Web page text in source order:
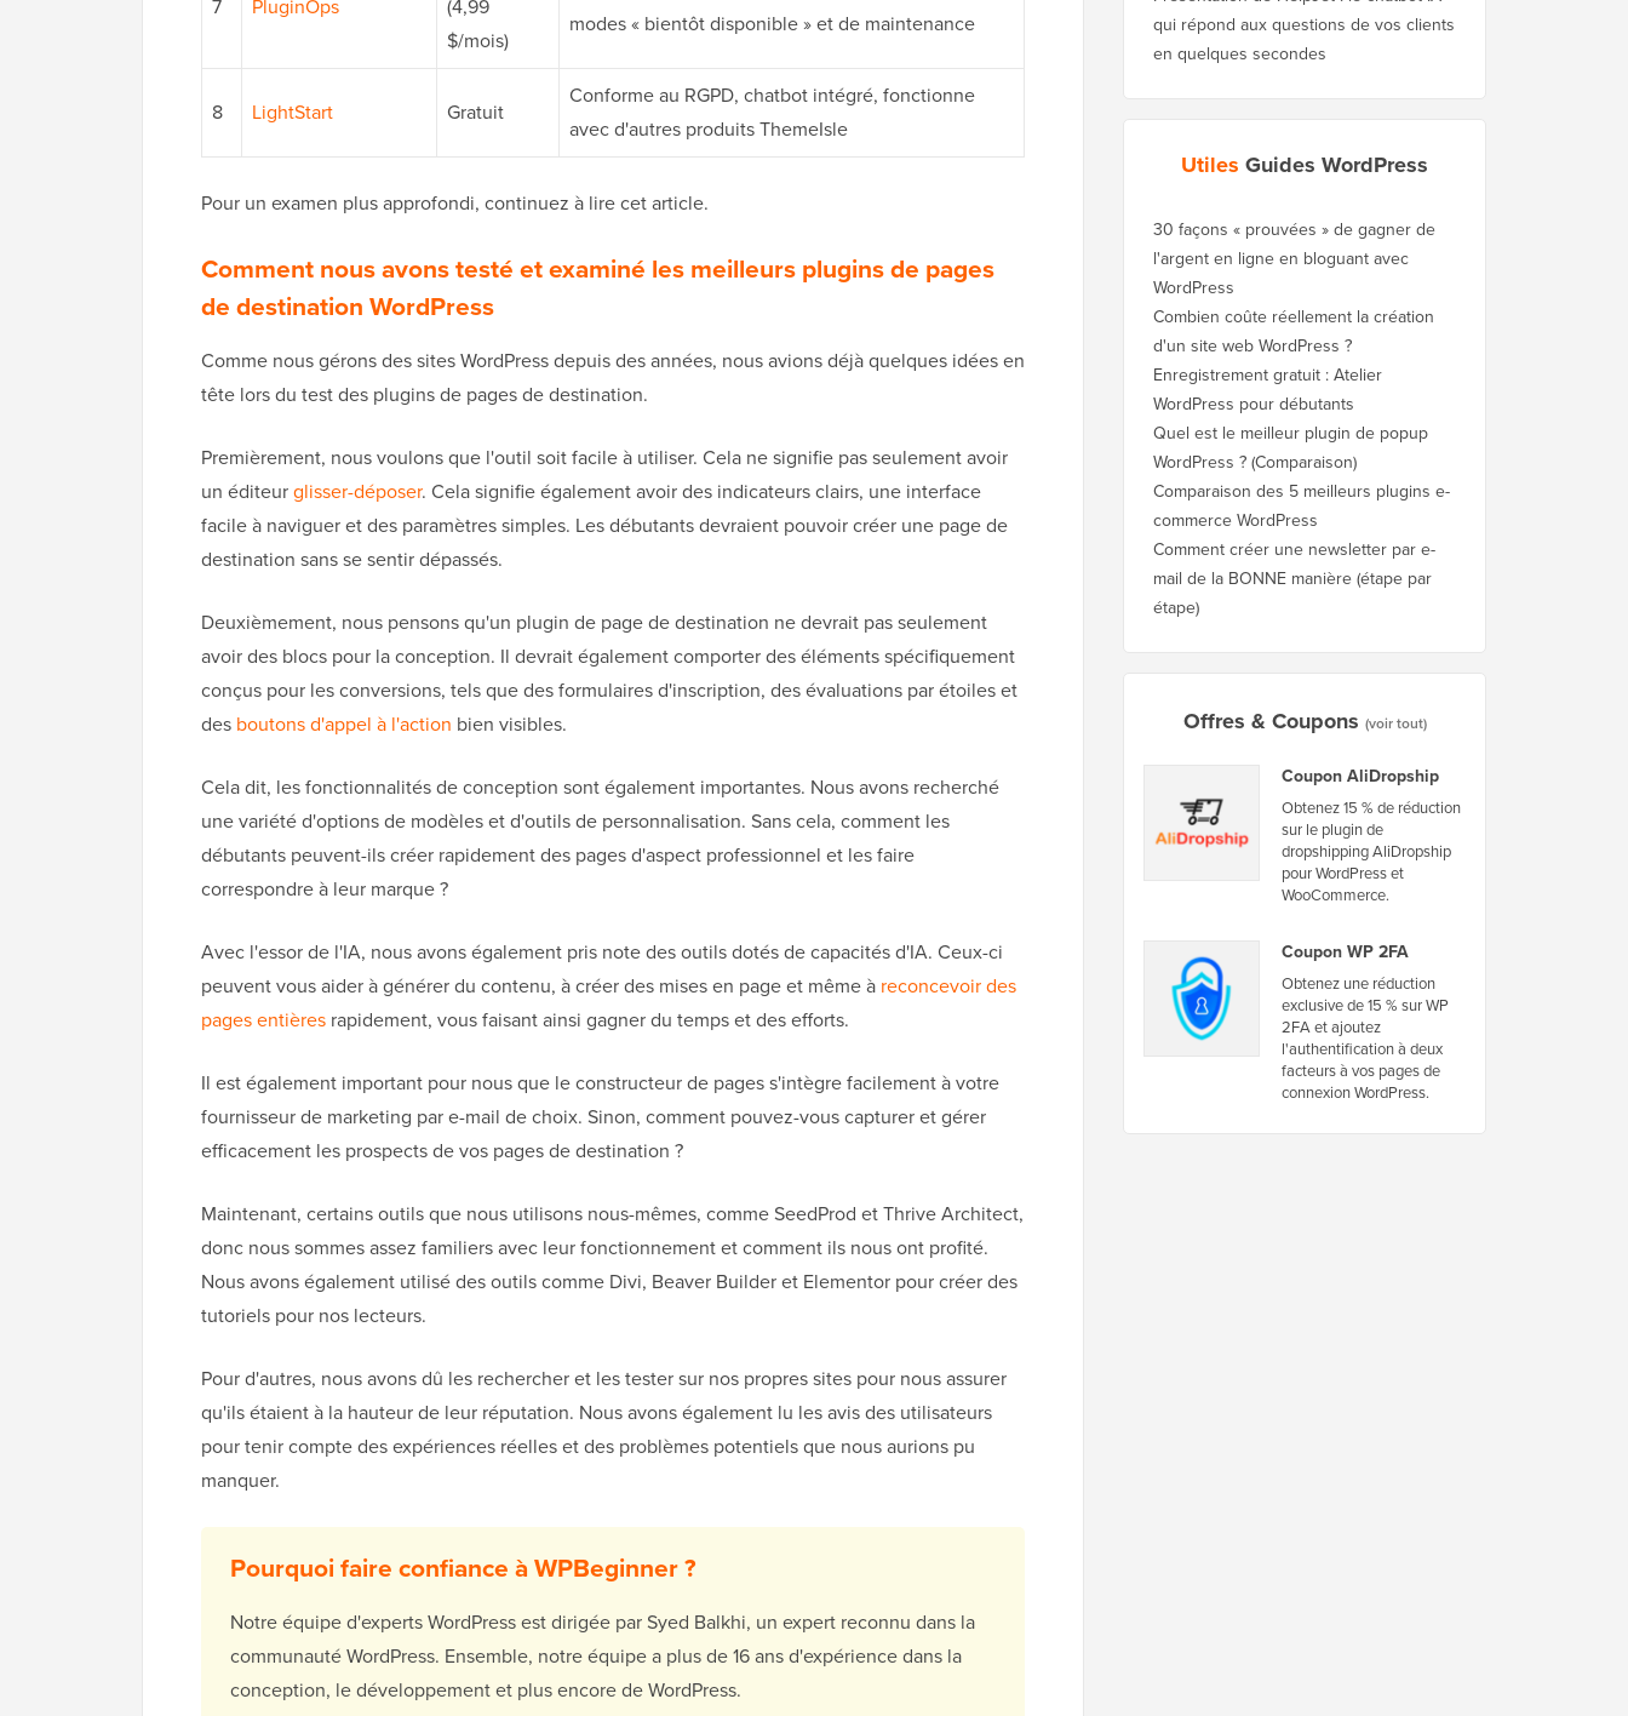
7 PluginOps
(4,99
$/mois)
modes « bientôt disponible » et de maintenance
8 LightStart Gratuit
Conforme au RGPD, chatbot intégré, fonctionne
avec d'autres produits ThemeIsle
Pour un examen plus approfondi, continuez à lire cet article.
Comment nous avons testé et examiné les meilleurs plugins de pages
de destination WordPress
Comme nous gérons des sites WordPress depuis des années, nous avions déjà quelques idées en
tête lors du test des plugins de pages de destination.
Premièrement, nous voulons que l'outil soit facile à utiliser. Cela ne signifie pas seulement avoir
un éditeurglisser-déposer. Cela signifie également avoir des indicateurs clairs, une interface
facile à naviguer et des paramètres simples. Les débutants devraient pouvoir créer une page de
destination sans se sentir dépassés.
Deuxièmement, nous pensons qu'un plugin de page de destination ne devrait pas seulement
avoir des blocs pour la conception. Il devrait également comporter des éléments spécifiquement
conçus pour les conversions, tels que des formulaires d'inscription, des évaluations par étoiles et
des boutons d'appel à l'action bien visibles.
Cela dit, les fonctionnalités de conception sont également importantes. Nous avons recherché
une variété d'options de modèles et d'outils de personnalisation. Sans cela, comment les
débutants peuvent-ils créer rapidement des pages d'aspect professionnel et les faire
correspondre à leur marque ?
Avec l'essor de l'IA, nous avons également pris note des outils dotés de capacités d'IA. Ceux-ci
peuvent vous aider à générer du contenu, à créer des mises en page et même à reconcevoir des
pages entières rapidement, vous faisant ainsi gagner du temps et des efforts.
Il est également important pour nous que le constructeur de pages s'intègre facilement à votre
fournisseur de marketing par e-mail de choix. Sinon, comment pouvez-vous capturer et gérer
efficacement les prospects de vos pages de destination ?
Maintenant, certains outils que nous utilisons nous-mêmes, comme SeedProd et Thrive Architect,
donc nous sommes assez familiers avec leur fonctionnement et comment ils nous ont profité.
Nous avons également utilisé des outils comme Divi, Beaver Builder et Elementor pour créer des
tutoriels pour nos lecteurs.
Pour d'autres, nous avons dû les rechercher et les tester sur nos propres sites pour nous assurer
qu'ils étaient à la hauteur de leur réputation. Nous avons également lu les avis des utilisateurs
pour tenir compte des expériences réelles et des problèmes potentiels que nous aurions pu
manquer.
Pourquoi faire confiance à WPBeginner ?
Notre équipe d'experts WordPress est dirigée par Syed Balkhi, un expert reconnu dans la
communauté WordPress. Ensemble, notre équipe a plus de 16 ans d'expérience dans la
conception, le développement et plus encore de WordPress.
qui répond aux questions de vos clients
en quelques secondes
Utiles Guides WordPress
30 façons « prouvées » de gagner de
l'argent en ligne en bloguant avec
WordPress
Combien coûte réellement la création
d'un site web WordPress ?
Enregistrement gratuit : Atelier
WordPress pour débutants
Quel est le meilleur plugin de popup
WordPress ? (Comparaison)
Comparaison des 5 meilleurs plugins e-
commerce WordPress
Comment créer une newsletter par e-
mail de la BONNE manière (étape par
étape)
Offres & Coupons (voir tout)
Coupon AliDropship
Obtenez 15 % de réduction
sur le plugin de
dropshipping AliDropship
pour WordPress et
WooCommerce.
Coupon WP 2FA
Obtenez une réduction
exclusive de 15 % sur WP
2FA et ajoutez
l'authentification à deux
facteurs à vos pages de
connexion WordPress.